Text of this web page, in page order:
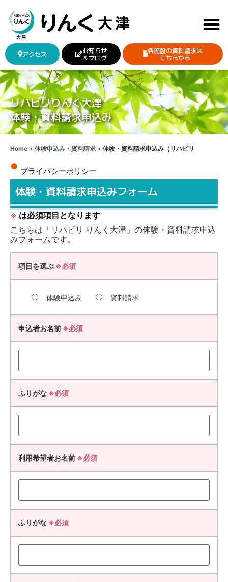
アクセス
お知らせ
＆ブログ
各施設の資料請求は
こちらから
リハビリりんく大津
体験・資料請求申込み
Home > 体験申込み・資料請求 > 体験・資料請求申込み（リハビリ
プライバシーポリシー
体験・資料請求申込みフォーム
※ は必須項目となります
こちらは「リハビリ りんく大津」の体験・資料請求申込
みフォームです。
項目を選ぶ ※必須
体験申込み 資料請求
申込者お名前 ※必須
ふりがな ※必須
利用希望者お名前 ※必須
ふりがな ※必須